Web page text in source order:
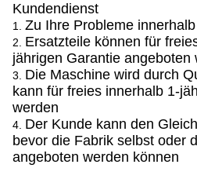
Kundendienst
1. Zu Ihre Probleme
2. Ersatzteile können für
jährigen Garantie angeboten
3. Die Maschine wird durch
kann für freies innerhalb 1-
werden
4. Der Kunde kann den
bevor die Fabrik selbst oder
angeboten werden können